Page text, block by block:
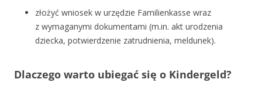
złożyć wniosek w urzędzie Familienkasse wraz
z wymaganymi dokumentami (m.in. akt urodzenia
dziecka, potwierdzenie zatrudnienia, meldunek).
Dlaczego warto ubiegać się o Kindergeld?